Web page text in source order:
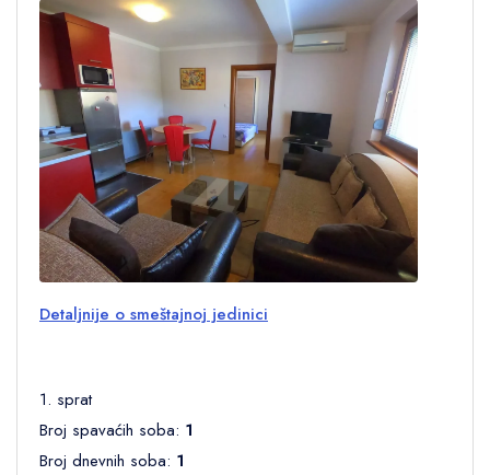
Detaljnije o smeštajnoj jedinici
1. sprat
Broj spavaćih soba: 1
Broj dnevnih soba: 1